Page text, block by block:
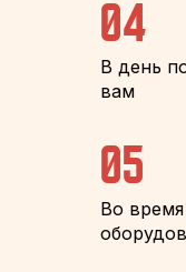
04
В день
вам
05
Во